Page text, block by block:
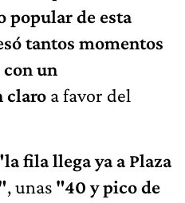
popular de esta
tantos momentos
un
claro a favor del
fila llega ya a Plaza
, unas "40 y pico de